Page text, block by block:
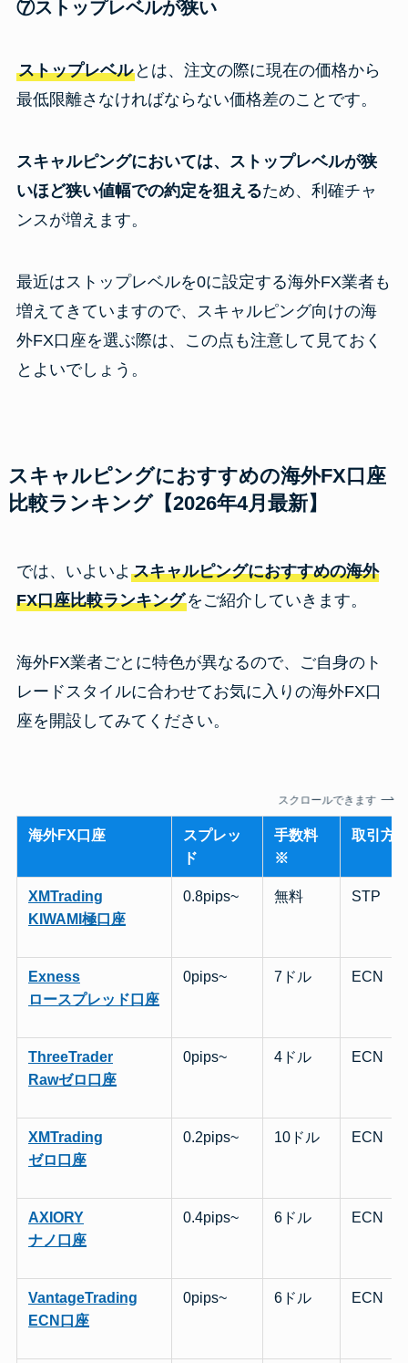
⑦ストップレベルが狭い
ストップレベルとは、注文の際に現在の価格から
最低限離さなければならない価格差のことです。
スキャルピングにおいては、ストップレベルが狭
いほど狭い値幅での約定を狙えるため、利確チャ
ンスが増えます。
最近はストップレベルを0に設定する海外FX業者も
増えてきていますので、スキャルピング向けの海
外FX口座を選ぶ際は、この点も注意して見ておく
とよいでしょう。
スキャルピングにおすすめの海外FX口座
比較ランキング【2026年4月最新】
では、いよいよ スキャルピングにおすすめの海外
FX口座比較ランキングをご紹介していきます。
海外FX業者ごとに特色が異なるので、ご自身のト
レードスタイルに合わせてお気に入りの海外FX口
座を開設してみてください。
スクロールできます
海外FX口座
スプレッ
ド
手数料
※
取引方
XMTrading
KIWAMI極口座
0.8pips~ 無料 STP
Exness
ロースプレッド口座
0pips~ 7ドル ECN
ThreeTrader
Rawゼロ口座
0pips~ 4ドル ECN
XMTrading
ゼロ口座
0.2pips~ 10ドル ECN
AXIORY
ナノ口座
0.4pips~ 6ドル ECN
VantageTrading
ECN口座
0pips~ 6ドル ECN